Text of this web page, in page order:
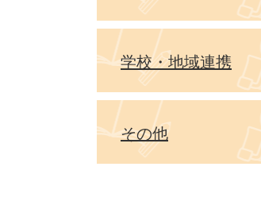
学校・地域連携
その他